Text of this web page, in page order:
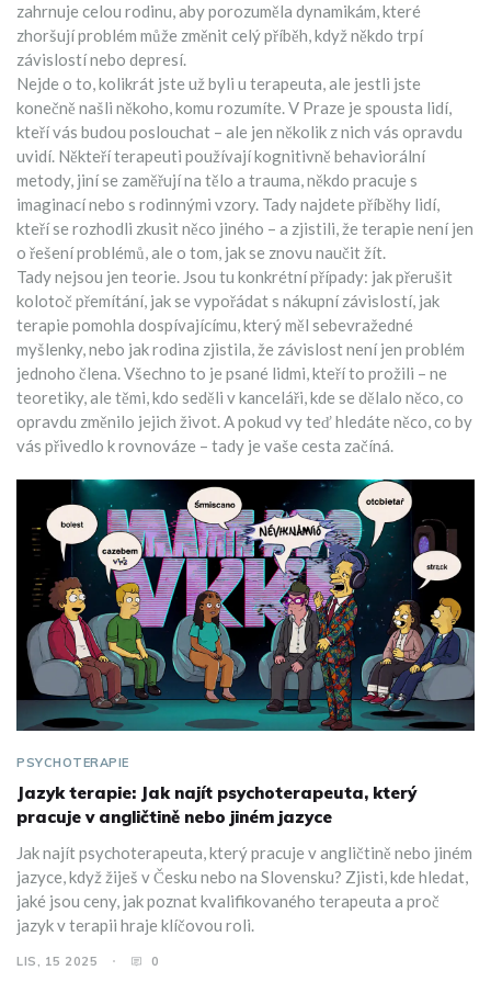
zahrnuje celou rodinu, aby porozuměla dynamikám, které
zhoršují problém může změnit celý příběh, když někdo trpí
závislostí nebo depresí.
Nejde o to, kolikrát jste už byli u terapeuta, ale jestli jste
konečně našli někoho, komu rozumíte. V Praze je spousta lidí,
kteří vás budou poslouchat – ale jen několik z nich vás opravdu
uvidí. Někteří terapeuti používají kognitivně behaviorální
metody, jiní se zaměřují na tělo a trauma, někdo pracuje s
imaginací nebo s rodinnými vzory. Tady najdete příběhy lidí,
kteří se rozhodli zkusit něco jiného – a zjistili, že terapie není jen
o řešení problémů, ale o tom, jak se znovu naučit žít.
Tady nejsou jen teorie. Jsou tu konkrétní případy: jak přerušit
kolotoč přemítání, jak se vypořádat s nákupní závislostí, jak
terapie pomohla dospívajícímu, který měl sebevražedné
myšlenky, nebo jak rodina zjistila, že závislost není jen problém
jednoho člena. Všechno to je psané lidmi, kteří to prožili – ne
teoretiky, ale těmi, kdo seděli v kanceláři, kde se dělalo něco, co
opravdu změnilo jejich život. A pokud vy teď hledáte něco, co by
vás přivedlo k rovnováze – tady je vaše cesta začíná.
PSYCHOTERAPIE
Jazyk terapie: Jak najít psychoterapeuta, který
pracuje v angličtině nebo jiném jazyce
Jak najít psychoterapeuta, který pracuje v angličtině nebo jiném
jazyce, když žiješ v Česku nebo na Slovensku? Zjisti, kde hledat,
jaké jsou ceny, jak poznat kvalifikovaného terapeuta a proč
jazyk v terapii hraje klíčovou roli.
LIS, 15 2025 0